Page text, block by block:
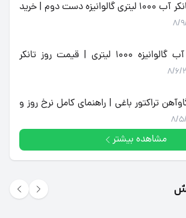
قیمت تانکر آب 1000 لیتری گالوانیزه دست دوم | خرید
بررسی بازار و نکات کلیدی
8/
مخزن آب گالوانیزه 1000 لیتری | قیمت روز تانکر
برای باغ و کشاورزی8/6/
تراکتور باغی | راهنمای کامل نرخ روز و
گاوآهن باغی تراکتوری8/
مشاهده بیشتر